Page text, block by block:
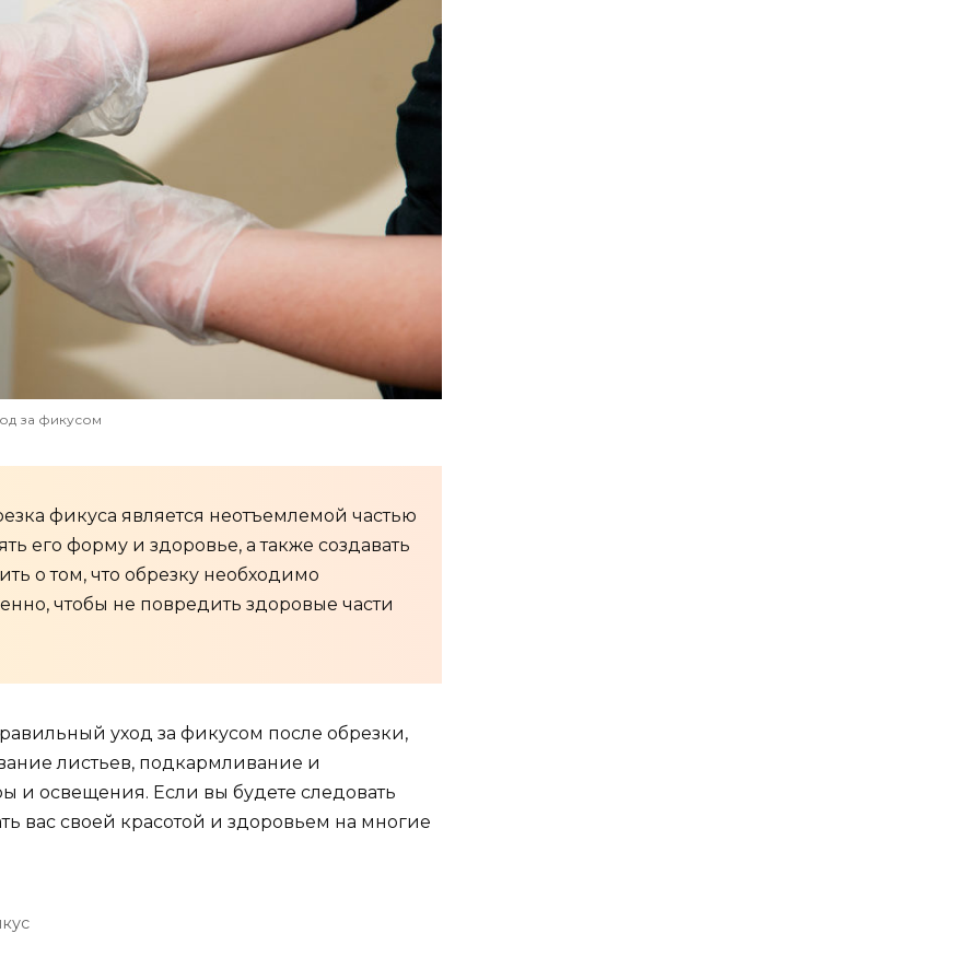
за фикусом
фикуса является неотъемлемой частью
его форму и здоровье, а также создавать
о том, что обрезку необходимо
чтобы не повредить здоровые части
уход за фикусом после обрезки,
листьев, подкармливание и
и освещения. Если вы будете следовать
вас своей красотой и здоровьем на многие